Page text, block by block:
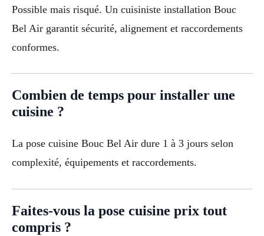
Possible mais risqué. Un cuisiniste installation Bouc
Bel Air garantit sécurité, alignement et raccordements
conformes.
Combien de temps pour installer une
cuisine ?
La pose cuisine Bouc Bel Air dure 1 à 3 jours selon
complexité, équipements et raccordements.
Faites-vous la pose cuisine prix tout
compris ?